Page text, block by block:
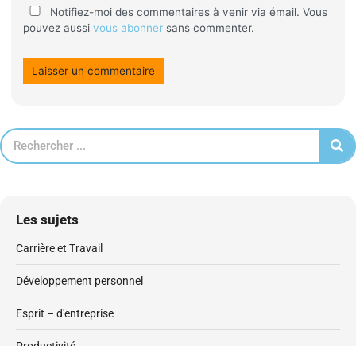
Notifiez-moi des commentaires à venir via émail. Vous
pouvez aussi vous abonnersans commenter.
Les sujets
Carrière et Travail
Développement personnel
Esprit – d'entreprise